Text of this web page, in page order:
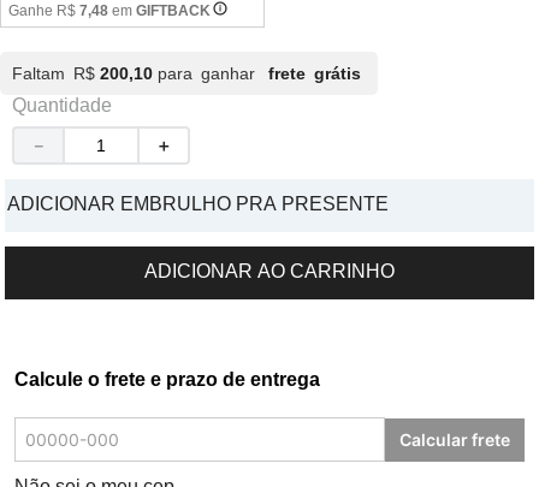
Ganhe R$ 7,48 em GIFTBACK
Faltam R$ 200,10 para ganhar frete grátis
Quantidade
＋
－
ADICIONAR EMBRULHO PRA PRESENTE
ADICIONAR AO CARRINHO
Calcule o frete e prazo de entrega
Calcular frete